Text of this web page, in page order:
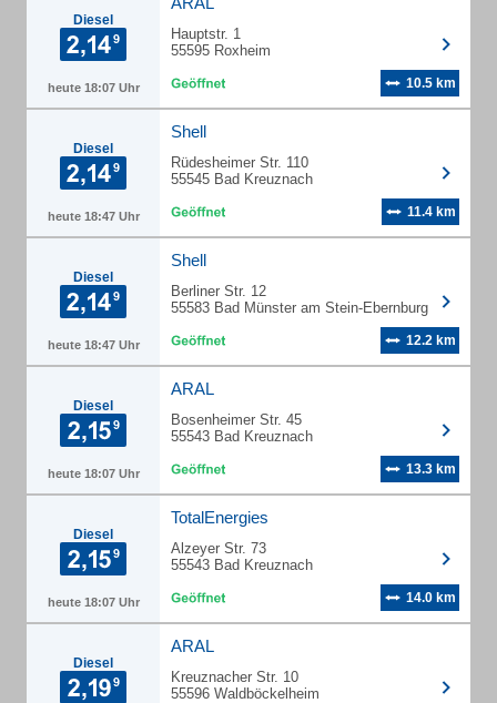
Diesel
heute 18:07 Uhr
Hauptstr. 1
55595 Roxheim
10.5 km
Diesel
heute 18:47 Uhr
Shell
Rüdesheimer Str. 110
55545 Bad Kreuznach
11.4 km
Diesel
heute 18:47 Uhr
Shell
Berliner Str. 12
55583 Bad Münster am Stein-Ebernburg
12.2 km
Diesel
heute 18:07 Uhr
ARAL
Bosenheimer Str. 45
55543 Bad Kreuznach
13.3 km
Diesel
heute 18:07 Uhr
TotalEnergies
Alzeyer Str. 73
55543 Bad Kreuznach
14.0 km
Diesel
ARAL
Kreuznacher Str. 10
55596 Waldböckelheim